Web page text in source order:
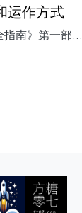
运作方式
指南》第一部…